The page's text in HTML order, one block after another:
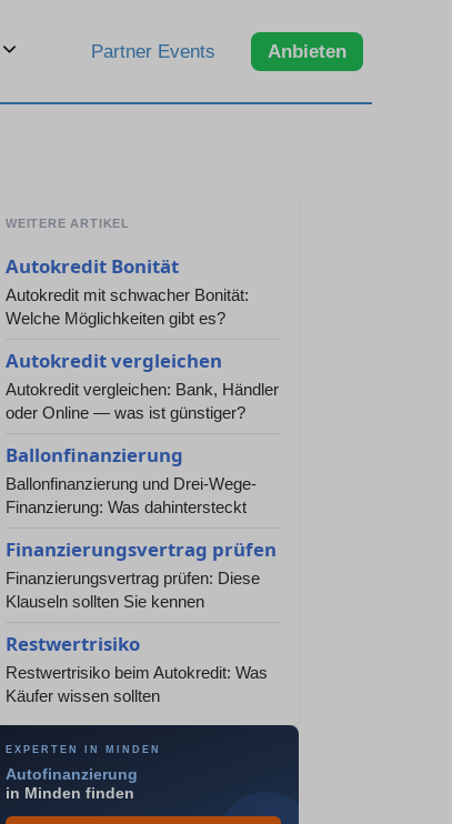
Partner Events Anbieten
WEITERE ARTIKEL
Autokredit Bonität
Autokredit mit schwacher Bonität:
Welche Möglichkeiten gibt es?
Autokredit vergleichen
Autokredit vergleichen: Bank, Händler
oder Online — was ist günstiger?
Ballonfinanzierung
Ballonfinanzierung und Drei-Wege-
Finanzierung: Was dahintersteckt
Finanzierungsvertrag prüfen
Finanzierungsvertrag prüfen: Diese
Klauseln sollten Sie kennen
Restwertrisiko
Restwertrisiko beim Autokredit: Was
Käufer wissen sollten
EXPERTEN IN MINDEN
Autofinanzierung
in Minden finden